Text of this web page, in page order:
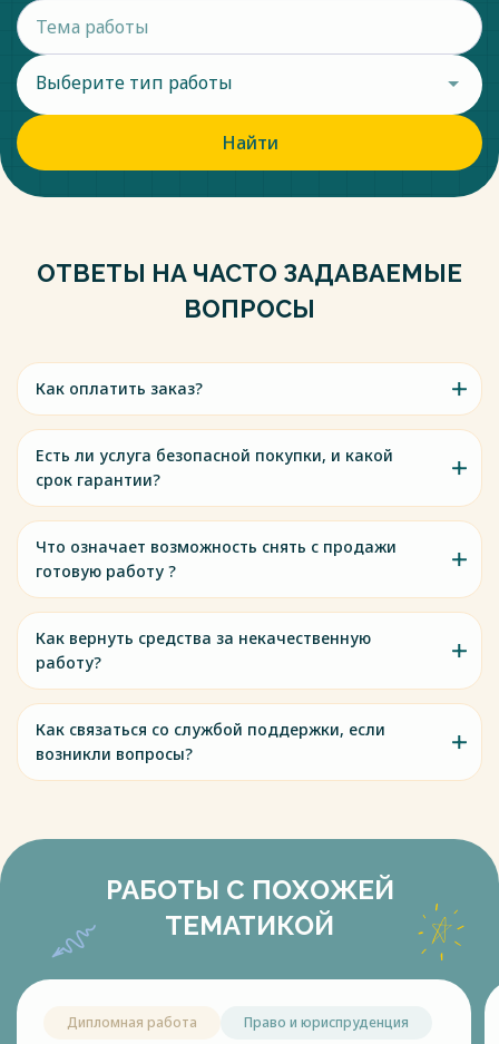
Выберите тип работы
Найти
ОТВЕТЫ НА ЧАСТО ЗАДАВАЕМЫЕ
ВОПРОСЫ
Как оплатить заказ?
Есть ли услуга безопасной покупки, и какой
срок гарантии?
Что означает возможность снять с продажи
готовую работу ?
Как вернуть средства за некачественную
работу?
Как связаться со службой поддержки, если
возникли вопросы?
РАБОТЫ С ПОХОЖЕЙ
ТЕМАТИКОЙ
Дипломная работа Право и юриспруденция